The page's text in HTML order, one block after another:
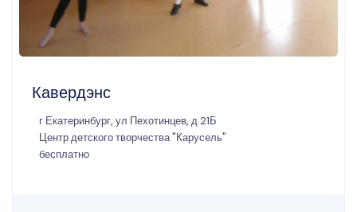
Кавердэнс
г Екатеринбург, ул Пехотинцев, д 21Б
Центр детского творчества "Карусель"
бесплатно